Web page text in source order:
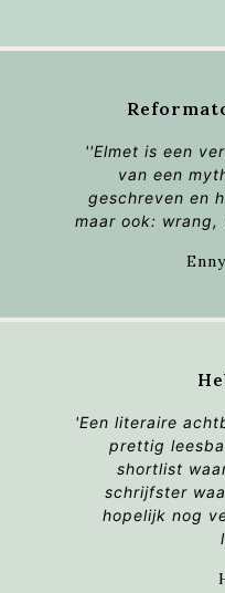
''Elmet is een
van een
geschreven en
maar ook:
'Een literaire
prettig
shortlist
schrijfster
hopelijk nog